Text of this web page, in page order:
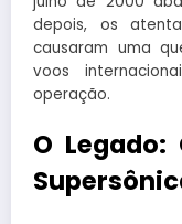
depois, os
causaram uma
voos
operação.
O